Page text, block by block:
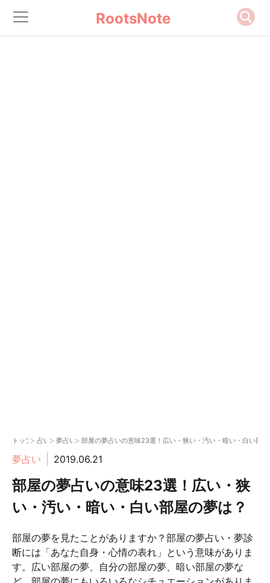
RootsNote
トップ> 占い> 夢占い> 部屋の夢占いの意味23選！広い・狭い・汚い・暗い・白い部
夢占い 2019.06.21
部屋の夢占いの意味23選！広い・狭
い・汚い・暗い・白い部屋の夢は？
部屋の夢を見たことがありますか？部屋の夢占い・夢診
断には「あなた自身・心情の表れ」という意味がありま
す。広い部屋の夢、自分の部屋の夢、暗い部屋の夢な